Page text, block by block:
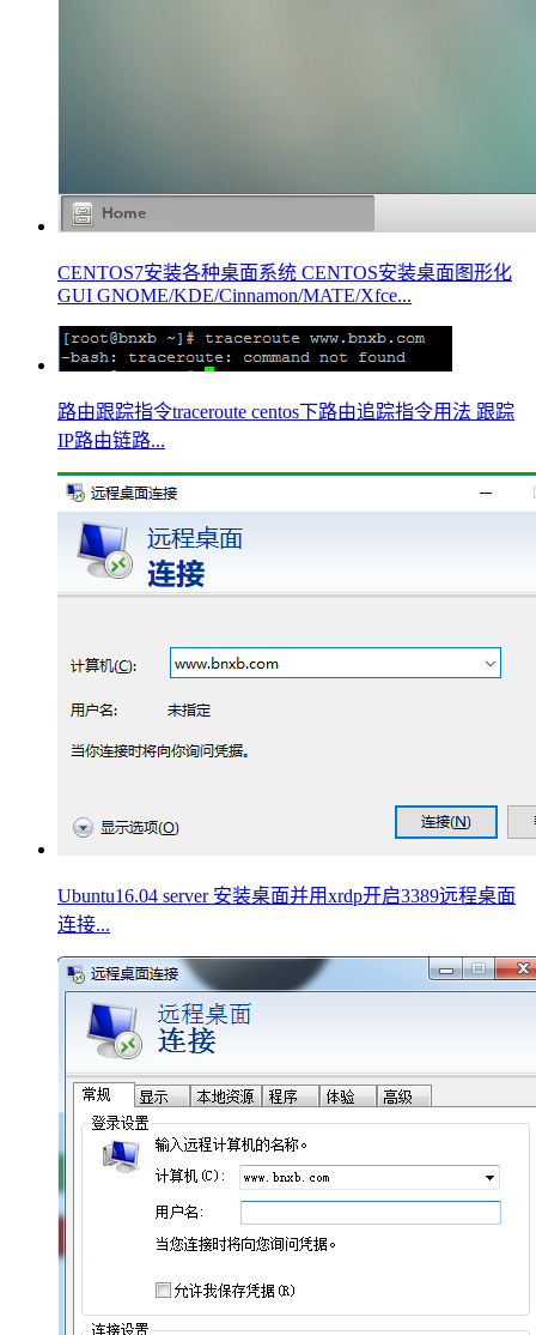
CENTOS7安装各种桌面系统 CENTOS安装桌面图形化
GUI GNOME/KDE/Cinnamon/MATE/Xfce...
路由跟踪指令traceroute centos下路由追踪指令用法 跟踪
IP路由链路...
Ubuntu16.04 server 安装桌面并用xrdp开启3389远程桌面
连接...